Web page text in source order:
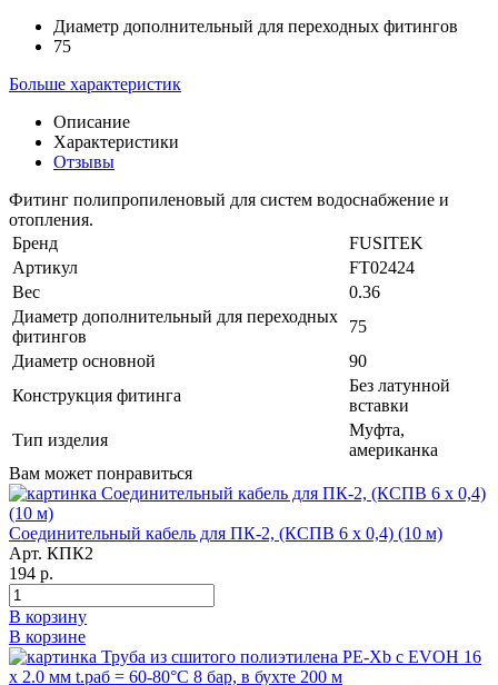
Диаметр дополнительный для переходных фитингов
75
Больше характеристик
Описание
Характеристики
Отзывы
Фитинг полипропиленовый для систем водоснабжение и
отопления.
Бренд
FUSITEK
Артикул
FT02424
Вес
0.36
Диаметр дополнительный для переходных
фитингов
75
Диаметр основной
90
Конструкция фитинга
Без латунной
вставки
Тип изделия
Муфта,
американка
Вам может понравиться
Соединительный кабель для ПК-2, (КСПВ 6 х 0,4) (10 м)
Арт. КПК2
194 р.
В корзину
В корзине